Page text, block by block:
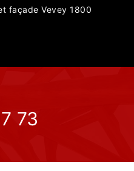
façade Vevey 1800
73